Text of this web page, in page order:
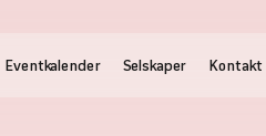
Eventkalender Selskaper Kontakt